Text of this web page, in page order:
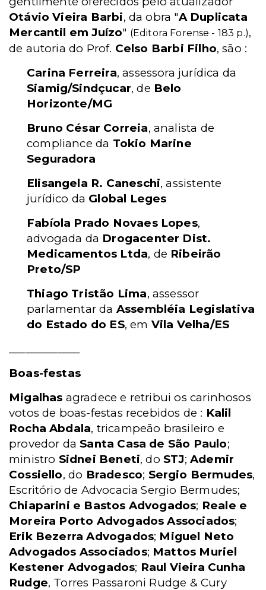
Otávio Vieira Barbi, da obra "A Duplicata
Mercantil em Juízo" (Editora Forense - 183 p.),
de autoria do Prof. Celso Barbi Filho, são :
Carina Ferreira, assessora jurídica da
Siamig/Sindçucar, de Belo
Horizonte/MG
Bruno César Correia, analista de
compliance da Tokio Marine
Seguradora
Elisangela R. Caneschi, assistente
jurídico da Global Leges
Fabíola Prado Novaes Lopes,
advogada da Drogacenter Dist.
Medicamentos Ltda, de Ribeirão
Preto/SP
Thiago Tristão Lima, assessor
parlamentar da Assembléia Legislativa
do Estado do ES, em Vila Velha/ES
Boas-festas
Migalhas agradece e retribui os carinhosos
votos de boas-festas recebidos de : Kalil
Rocha Abdala, tricampeão brasileiro e
provedor daSanta Casa de São Paulo;
ministro Sidnei Beneti, doSTJ; Ademir
Cossiello, do Bradesco; Sergio Bermudes,
Escritório de Advocacia Sergio Bermudes;
Chiaparini e Bastos Advogados; Reale e
Moreira Porto Advogados Associados;
Erik Bezerra Advogados; Miguel Neto
Advogados Associados; Mattos Muriel
Kestener Advogados; Raul Vieira Cunha
Rudge, Torres Passaroni Rudge & Cury